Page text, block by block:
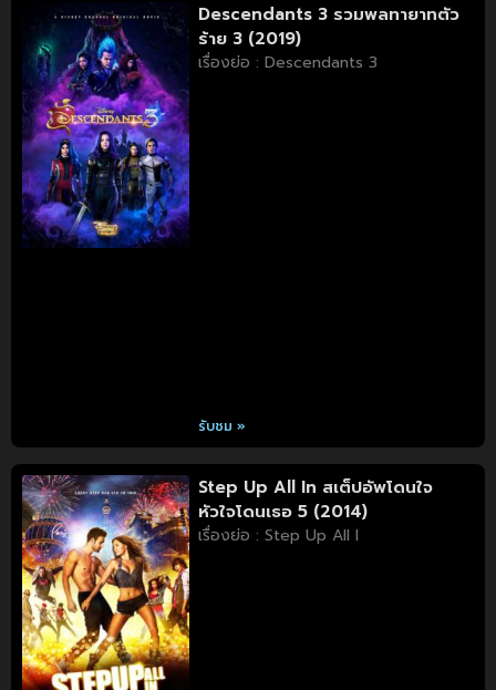
Descendants 3 รวมพลทายาทตัว
ร้าย 3 (2019)
เรื่องย่อ : Descendants 3
รับชม »
Step Up All In สเต็ปอัพโดนใจ
หัวใจโดนเธอ 5 (2014)
เรื่องย่อ : Step Up All I